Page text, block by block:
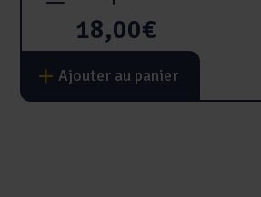
18,00€
Ajouter au panier